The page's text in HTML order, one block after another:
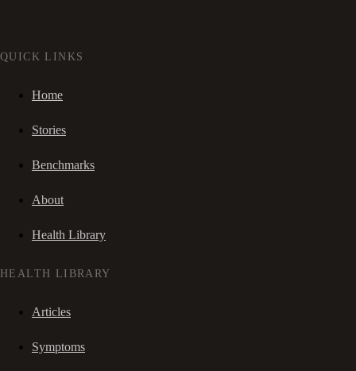
QUICK LINKS
Home
Stories
Benchmarks
About
Health Library
HEALTH LIBRARY
Articles
Symptoms